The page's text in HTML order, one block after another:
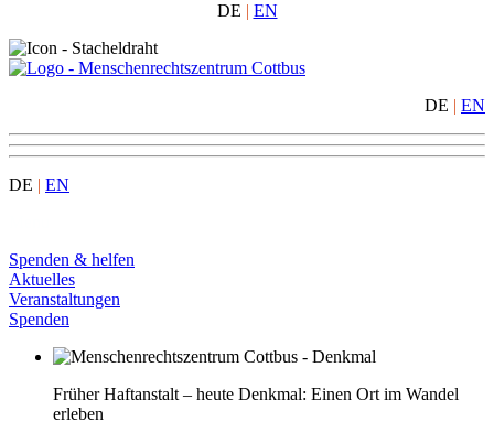
DE | EN
DE | EN
DE | EN
Spenden & helfen
Aktuelles
Veranstaltungen
Spenden
Früher Haftanstalt – heute Denkmal: Einen Ort im Wandel
erleben